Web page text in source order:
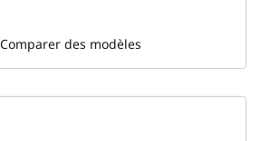
Comparer des modèles